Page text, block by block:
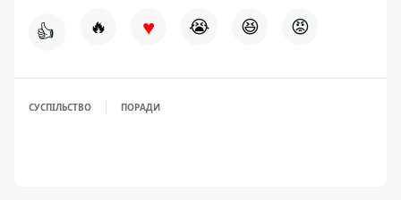
👍 🔥 ♥ 😭 😆 😡
СУСПІЛЬСТВО ПОРАДИ